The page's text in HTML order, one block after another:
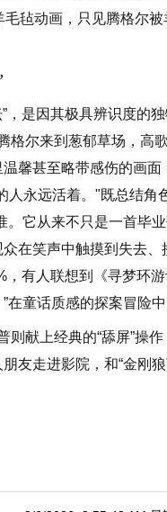
毡动画，只见腾格尔
”，是因其极具辨识度
格尔来到葱郁草场，高
馨甚至略带感伤的画
永远活着。"既总结角
。它从来不只是一首毕
在笑声中触摸到失去
有人联想到《寻梦环
童话质感的探案冒险
献上经典的“舔屏”操
友走进影院，和“金刚